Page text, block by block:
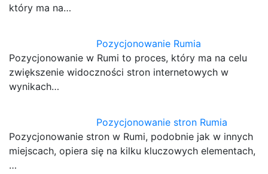
który ma na…
Pozycjonowanie Rumia
Pozycjonowanie w Rumi to proces, który ma na celu
zwiększenie widoczności stron internetowych w
wynikach…
Pozycjonowanie stron Rumia
Pozycjonowanie stron w Rumi, podobnie jak w innych
miejscach, opiera się na kilku kluczowych elementach,
…